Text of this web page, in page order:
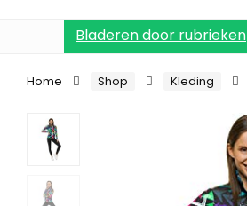
Bladeren door rubrieken
Home Shop Kleding